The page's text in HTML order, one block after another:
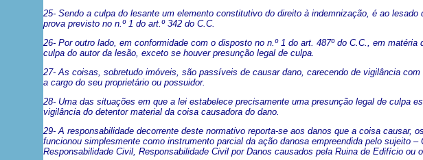
25- Sendo a culpa do lesante um elemento constitutivo do direito à indemnização, é ao
prova previsto no n.º 1 do art.º 342 do C.C.
26- Por outro lado, em conformidade com o disposto no n.º 1 do art. 487º do C.C., em
culpa do autor da lesão, exceto se houver presunção legal de culpa.
27- As coisas, sobretudo imóveis, são passíveis de causar dano, carecendo de vigilância
a cargo do seu proprietário ou possuidor.
28- Uma das situações em que a lei estabelece precisamente uma presunção legal de culpa
vigilância do detentor material da coisa causadora do dano.
29- A responsabilidade decorrente deste normativo reporta-se aos danos que a coisa
funcionou simplesmente como instrumento parcial da ação danosa empreendida pelo sujeito
Responsabilidade Civil, Responsabilidade Civil por Danos causados pela Ruina de Edifício ou